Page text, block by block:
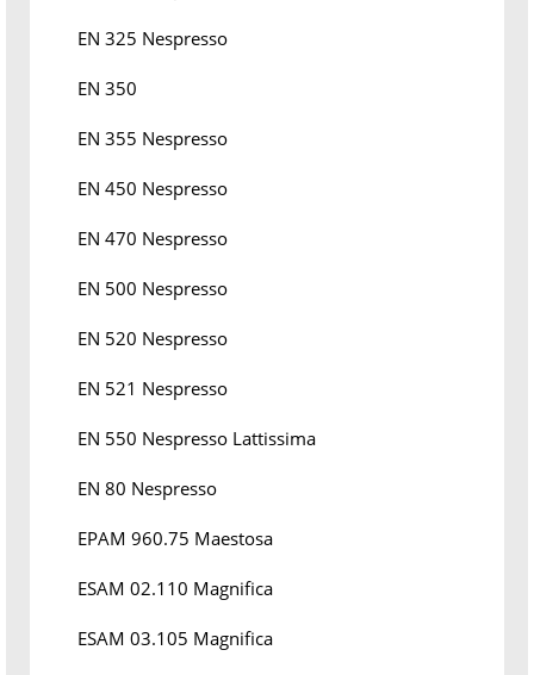
EN 325 Nespresso
EN 350
EN 355 Nespresso
EN 450 Nespresso
EN 470 Nespresso
EN 500 Nespresso
EN 520 Nespresso
EN 521 Nespresso
EN 550 Nespresso Lattissima
EN 80 Nespresso
EPAM 960.75 Maestosa
ESAM 02.110 Magnifica
ESAM 03.105 Magnifica